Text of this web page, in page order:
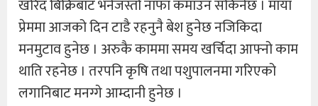
खरिद बिक्रिबाट भनेजस्तो नाँफा कमाउन सकिनेछ । माया
प्रेममा आजको दिन टाडै रहनुनै बेश हुनेछ नजिकिदा
मनमुटाव हुनेछ । अरुकै काममा समय खर्चिदा आफ्नो काम
थाति रहनेछ । तरपनि कृषि तथा पशुपालनमा गरिएको
लगानिबाट मनग्गे आम्दानी हुनेछ ।